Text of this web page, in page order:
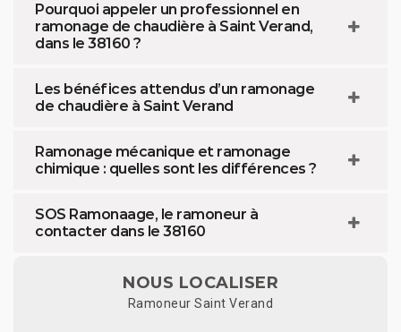
Pourquoi appeler un professionnel en
ramonage de chaudière à Saint Verand,
dans le 38160 ?
Les bénéfices attendus d’un ramonage
de chaudière à Saint Verand
Ramonage mécanique et ramonage
chimique : quelles sont les différences ?
SOS Ramonaage, le ramoneur à
contacter dans le 38160
NOUS LOCALISER
Ramoneur Saint Verand